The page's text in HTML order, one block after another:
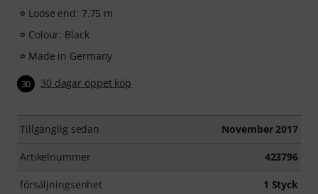
Loose end: 7.75 m
Colour: Black
Made in Germany
30 30 dagar öppet köp
Tillgänglig sedan November 2017
Artikelnummer 423796
försäljningsenhet 1 Styck